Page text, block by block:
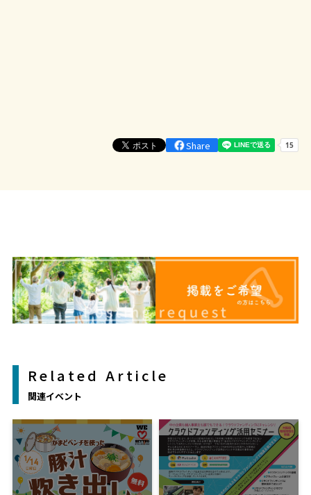
Share
Related Article
関連イベント